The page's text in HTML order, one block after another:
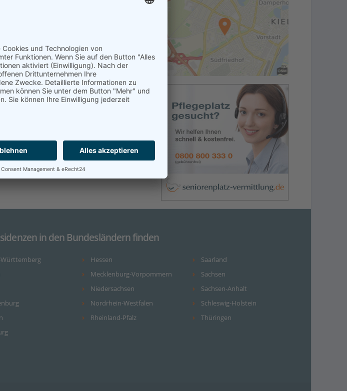
über residenzen.de nicht direkt
in den Bundesländern finden
Württemberg
Hessen
Mecklenburg-Vorpommern
Niedersachsen
Nordrhein-Westfalen
Rheinland-Pfalz
Saarland
Sachsen
Sachsen-Anhalt
Schleswig-Holstein
Thüringen